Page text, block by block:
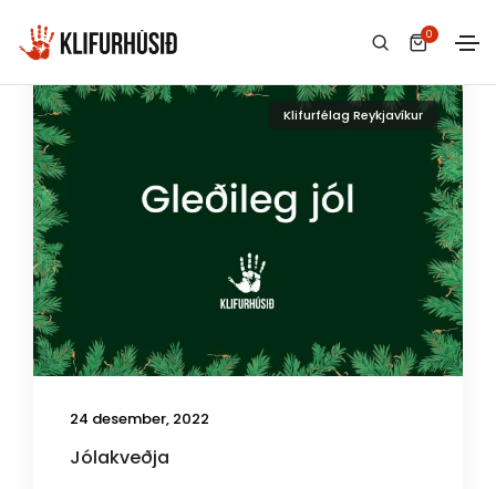
0
Klifurfélag Reykjavíkur
24 desember, 2022
Jólakveðja